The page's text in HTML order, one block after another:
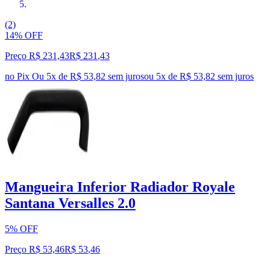
(2)
14% OFF
Preço R$ 231,43R$ 231,43
no Pix Ou 5x de R$ 53,82 sem jurosou 5x de R$ 53,82 sem juros
Mangueira Inferior Radiador Royale
Santana Versalles 2.0
5% OFF
Preço R$ 53,46R$ 53,46